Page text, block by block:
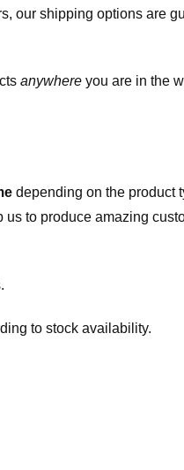
our shipping options are
anywhere you are in the
depending on the product
to produce amazing
to stock availability.